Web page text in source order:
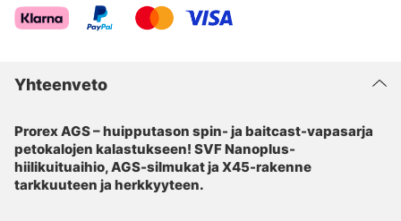
Yhteenveto
Prorex AGS – huipputason spin- ja baitcast-vapasarja
petokalojen kalastukseen! SVF Nanoplus-
hiilikuituaihio, AGS-silmukat ja X45-rakenne
tarkkuuteen ja herkkyyteen.